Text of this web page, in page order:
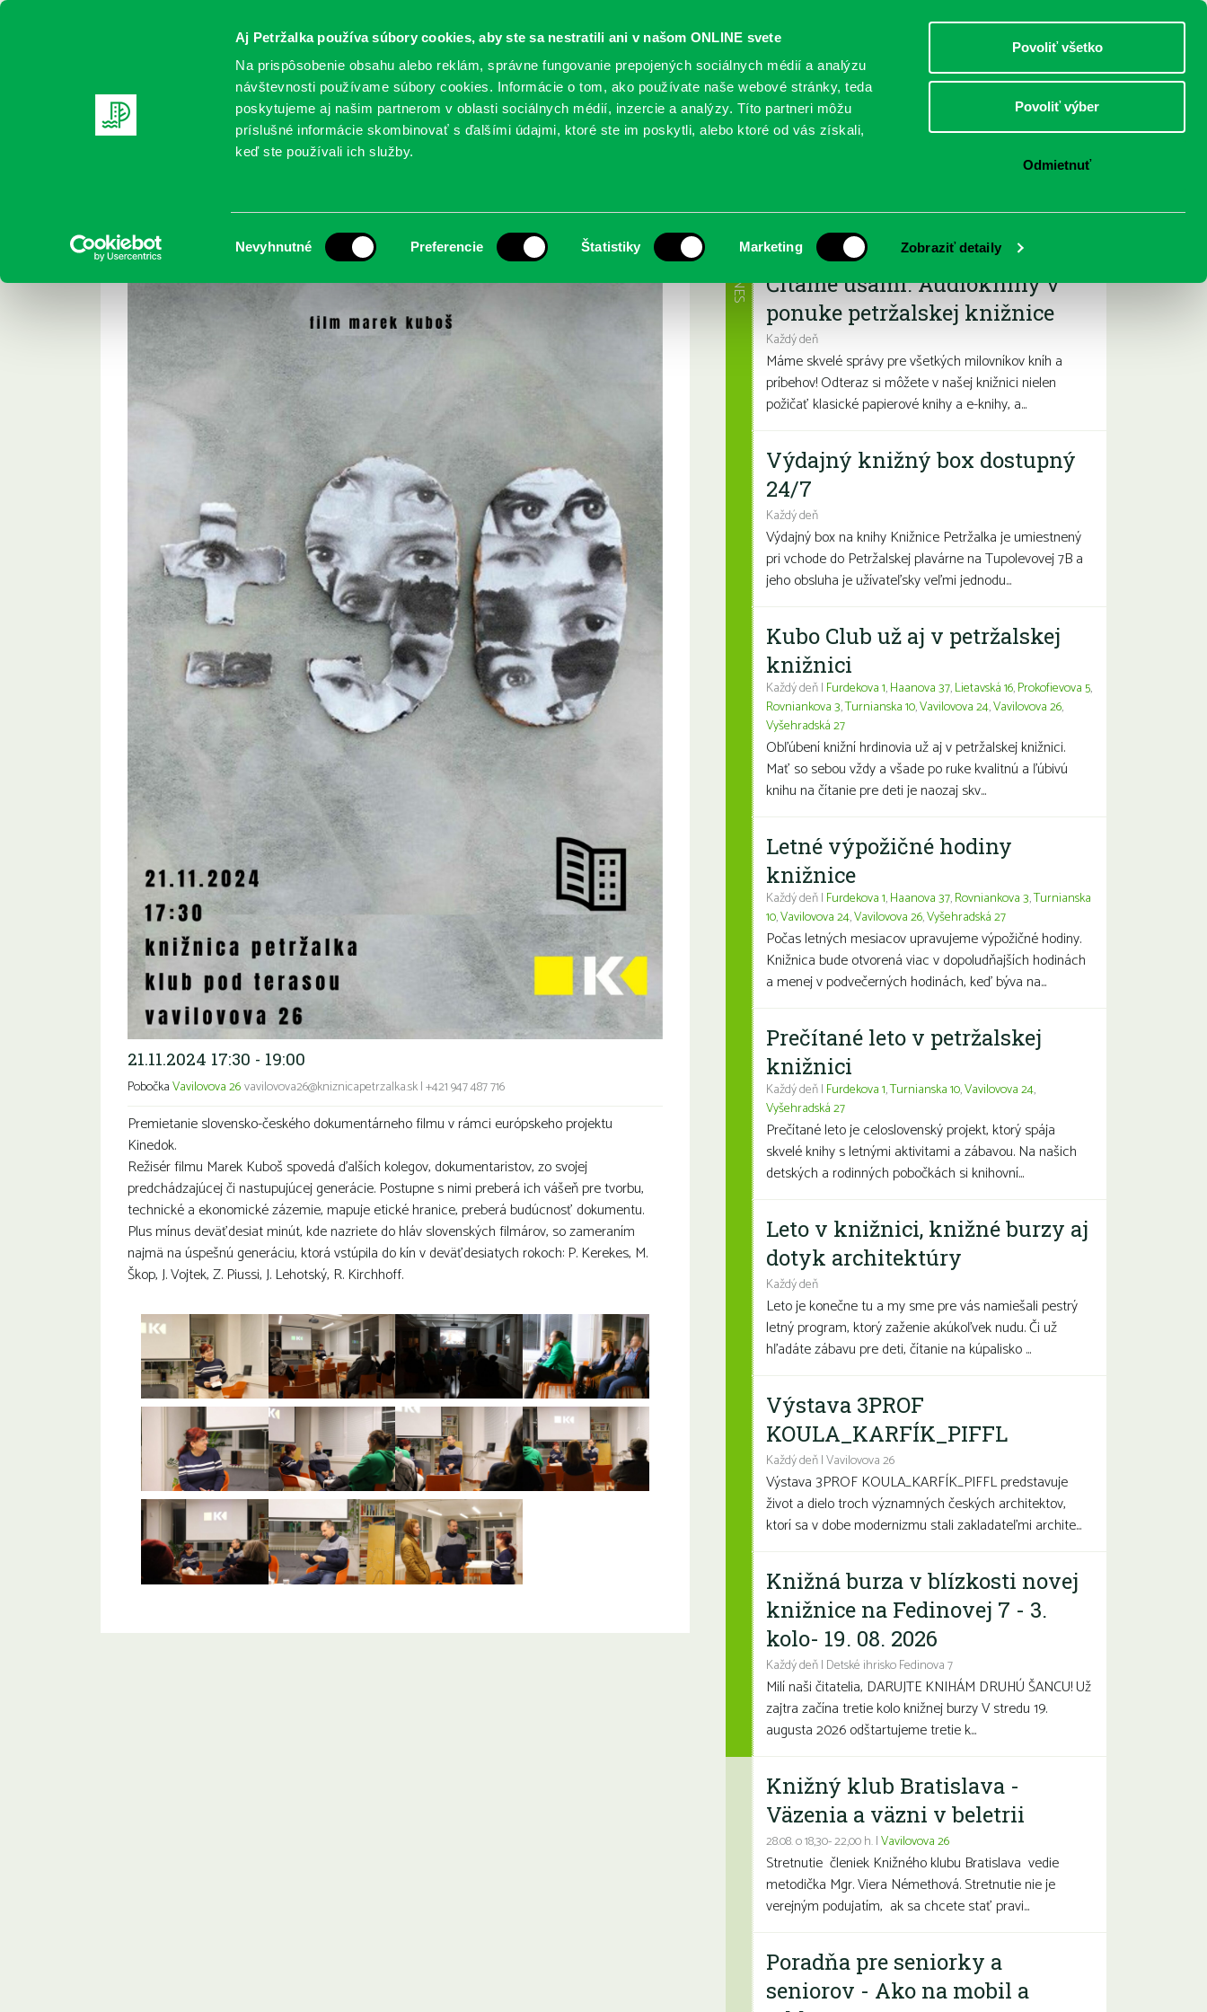
Aj Petržalka používa súbory cookies, aby ste sa nestratili ani v našom ONLINE svete
Na prispôsobenie obsahu alebo reklám, správne fungovanie prepojených sociálnych médií a analýzu
návštevnosti používame súbory cookies. Informácie o tom, ako používate naše webové stránky, teda
poskytujeme aj našim partnerom v oblasti sociálnych médií, inzercie a analýzy. Títo partneri môžu
príslušné informácie skombinovať s ďalšími údajmi, ktoré ste im poskytli, alebo ktoré od vás získali,
keď ste používali ich služby.
súhlasu
Nevyhnutné Preferencie Štatistiky Marketing Zobraziť detaily
Povoliť všetko
Povoliť výber
Odmietnuť
DOSPELÍ
REGISTRUJTE SA ONLINE KATALÓGY SLUŽBY PODUJATIA POBOČKY O KNIŽNICI
Kinedok v knižnici – „+-90“
21.11.2024 17:30 - 19:00
PobočkaVavilovova 26vavilovova26@kniznicapetrzalka.sk|+421 947 487 716
Premietanie slovensko-českého dokumentárneho filmu v rámci európskeho projektu
Kinedok.
Režisér filmu Marek Kuboš spovedá ďalších kolegov, dokumentaristov, zo svojej
predchádzajúcej či nastupujúcej generácie. Postupne s nimi preberá ich vášeň pre tvorbu,
technické a ekonomické zázemie, mapuje etické hranice, preberá budúcnosť dokumentu.
Plus mínus deväťdesiat minút, kde nazriete do hláv slovenských filmárov, so zameraním
najmä na úspešnú generáciu, ktorá vstúpila do kín v deväťdesiatych rokoch: P. Kerekes, M.
Škop, J. Vojtek, Z. Piussi, J. Lehotský, R. Kirchhoff.
Najbližšie podujatia
Čítame ušami. Audioknihy v
ponuke petržalskej knižnice
Každý deň
Máme skvelé správy pre všetkých milovníkov kníh a
príbehov! Odteraz si môžete v našej knižnici nielen
požičať klasické papierové knihy a e-knihy, a...
DNES
Výdajný knižný box dostupný
24/7
Každý deň
Výdajný box na knihy Knižnice Petržalka je umiestnený
pri vchode do Petržalskej plavárne na Tupolevovej 7B a
jeho obsluha je užívateľsky veľmi jednodu...
Kubo Club už aj v petržalskej
knižnici
Každý deň | Furdekova 1,Haanova 37,Lietavská 16,Prokofievova 5,
Rovniankova 3,Turnianska 10,Vavilovova 24,Vavilovova 26,
Vyšehradská 27
Obľúbení knižní hrdinovia už aj v petržalskej knižnici.
Mať so sebou vždy a všade po ruke kvalitnú a ľúbivú
knihu na čítanie pre deti je naozaj skv...
Letné výpožičné hodiny
knižnice
Každý deň | Furdekova 1,Haanova 37,Rovniankova 3,Turnianska
10,Vavilovova 24,Vavilovova 26,Vyšehradská 27
Počas letných mesiacov upravujeme výpožičné hodiny.
Knižnica bude otvorená viac v dopoludňajších hodinách
a menej v podvečerných hodinách, keď býva na...
Prečítané leto v petržalskej
knižnici
Každý deň | Furdekova 1,Turnianska 10,Vavilovova 24,
Vyšehradská 27
Prečítané leto je celoslovenský projekt, ktorý spája
skvelé knihy s letnými aktivitami a zábavou. Na našich
detských a rodinných pobočkách si knihovní...
Leto v knižnici, knižné burzy aj
dotyk architektúry
Každý deň
Leto je konečne tu a my sme pre vás namiešali pestrý
letný program, ktorý zaženie akúkoľvek nudu. Či už
hľadáte zábavu pre deti, čítanie na kúpalisko ...
Výstava 3PROF
KOULA_KARFÍK_PIFFL
Každý deň | Vavilovova 26
Výstava 3PROF KOULA_KARFÍK_PIFFL predstavuje
život a dielo troch významných českých architektov,
ktorí sa v dobe modernizmu stali zakladateľmi archite...
Knižná burza v blízkosti novej
knižnice na Fedinovej 7 - 3.
kolo- 19. 08. 2026
Každý deň | Detské ihrisko Fedinova 7
Milí naši čitatelia, DARUJTE KNIHÁM DRUHÚ ŠANCU! Už
zajtra začína tretie kolo knižnej burzy V stredu 19.
augusta 2026 odštartujeme tretie k...
Knižný klub Bratislava -
Väzenia a väzni v beletrii
28.08. o 18,30- 22,00 h. |Vavilovova 26
Stretnutie členiek Knižného klubu Bratislava vedie
metodička Mgr. Viera Némethová. Stretnutie nie je
verejným podujatím, ak sa chcete stať pravi...
Poradňa pre seniorky a
seniorov - Ako na mobil a